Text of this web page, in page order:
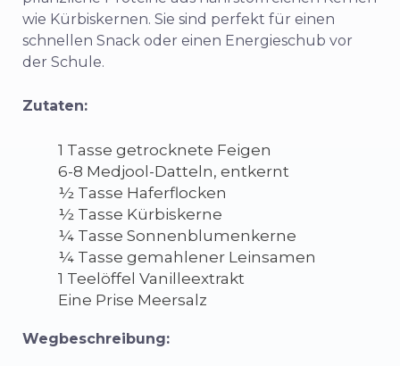
wie Kürbiskernen. Sie sind perfekt für einen
schnellen Snack oder einen Energieschub vor
der Schule.
Zutaten:
1 Tasse getrocknete Feigen
6-8 Medjool-Datteln, entkernt
½ Tasse Haferflocken
½ Tasse Kürbiskerne
¼ Tasse Sonnenblumenkerne
¼ Tasse gemahlener Leinsamen
1 Teelöffel Vanilleextrakt
Eine Prise Meersalz
Wegbeschreibung: